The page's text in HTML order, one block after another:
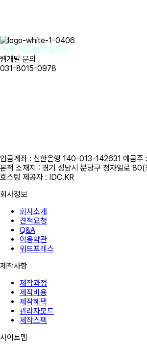
아이디씨닷케이알(주)
웹개발 문의
031-8015-0978
입금계좌 : 신한은행 140-013-142631 예금주
본적 소재지 : 경기 성남시 분당구 정자일로 80(
호스팅 제공자 : IDC.KR
회사정보
회사소개
견적요청
Q&A
이용약관
워드프레스
제작사항
제작과정
제작비용
제작혜택
관리자모드
제작스펙
사이트맵